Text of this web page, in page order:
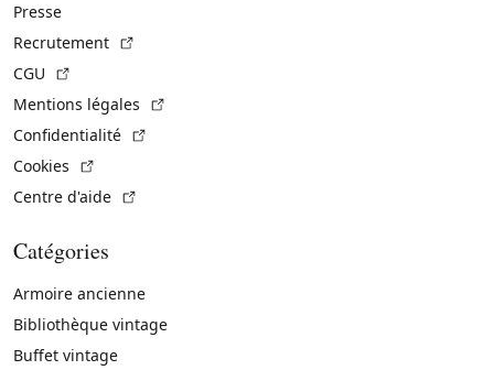
Presse
Recrutement
CGU
Mentions légales
Confidentialité
Cookies
Centre d'aide
Catégories
Armoire ancienne
Bibliothèque vintage
Buffet vintage